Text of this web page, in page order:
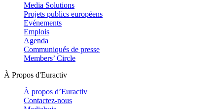
Media Solutions
Projets publics européens
Evénements
Emplois
Agenda
Communiqués de presse
Members’ Circle
À Propos d'Euractiv
À propos d’Euractiv
Contactez-nous